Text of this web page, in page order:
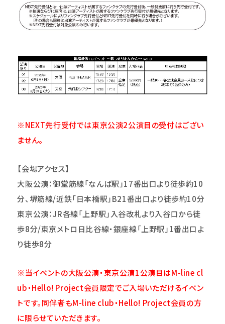
※NEXT先行受付では東京公演2公演目の受付はござい
ません。
【会場アクセス】
大阪公演：御堂筋線「なんば駅」17番出口より徒歩約10
分、堺筋線/近鉄「日本橋駅」B21番出口より徒歩約10分
東京公演：JR各線「上野駅」入谷改札より入谷口から徒
歩8分/東京メトロ日比谷線・銀座線「上野駅」1番出口よ
り徒歩8分
※当イベントの大阪公演・東京公演1公演目はM-line cl
ub・Hello! Project会員限定でご入場いただけるイベン
トです。同伴者もM-line club・Hello! Project会員の方
に限らせていただきます。